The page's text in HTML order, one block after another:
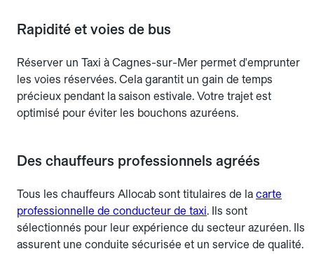
Rapidité et voies de bus
Réserver un Taxi à Cagnes-sur-Mer permet d'emprunter
les voies réservées. Cela garantit un gain de temps
précieux pendant la saison estivale. Votre trajet est
optimisé pour éviter les bouchons azuréens.
Des chauffeurs professionnels agréés
Tous les chauffeurs Allocab sont titulaires de la carte
professionnelle de conducteur de taxi. Ils sont
sélectionnés pour leur expérience du secteur azuréen. Ils
assurent une conduite sécurisée et un service de qualité.